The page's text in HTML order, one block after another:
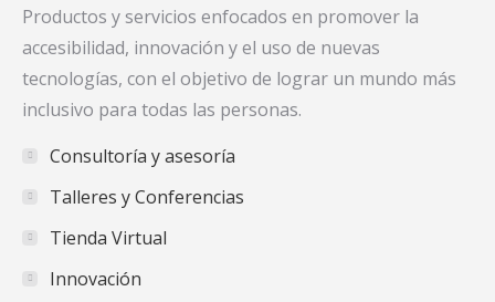
windowwindowwindow
Productos y servicios enfocados en promover la
accesibilidad, innovación y el uso de nuevas
tecnologías, con el objetivo de lograr un mundo más
inclusivo para todas las personas.
Consultoría y asesoría
Talleres y Conferencias
Tienda Virtual
Innovación